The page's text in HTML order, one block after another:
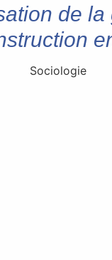
de la
Sociologie